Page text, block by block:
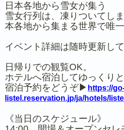
​日本各地から雪女が集う
雪女行列は、凍りついてし
本各地から集まる世界で唯
イベント詳細は随時更新して
日帰りでの観覧OK。
ホテルへ宿泊してゆっくり
宿泊予約をどうぞ▶ https://
listel.reservation.jp/ja/hotels/
《当日のスケジュール》